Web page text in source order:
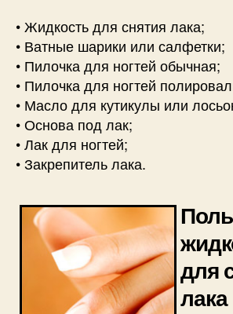
• Жидкость для снятия лака;
• Ватные шарики или салфетки;
• Пилочка для ногтей обычная;
• Пилочка для ногтей
• Масло для кутикулы или
• Основа под лак;
• Лак для ногтей;
• Закрепитель лака.
для
лака